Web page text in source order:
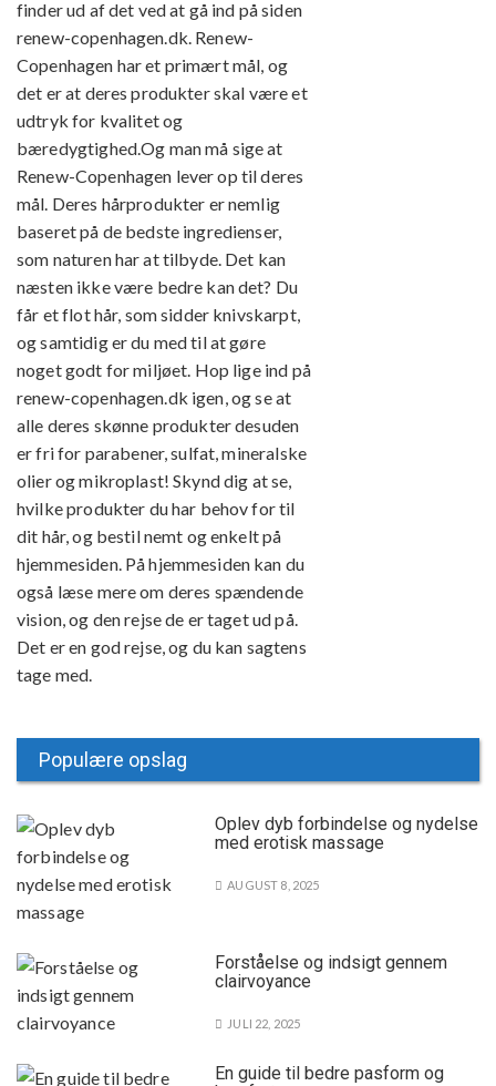
finder ud af det ved at gå ind på siden
renew-copenhagen.dk. Renew-
Copenhagen har et primært mål, og
det er at deres produkter skal være et
udtryk for kvalitet og
bæredygtighed.Og man må sige at
Renew-Copenhagen lever op til deres
mål. Deres hårprodukter er nemlig
baseret på de bedste ingredienser,
som naturen har at tilbyde. Det kan
næsten ikke være bedre kan det? Du
får et flot hår, som sidder knivskarpt,
og samtidig er du med til at gøre
noget godt for miljøet. Hop lige ind på
renew-copenhagen.dk igen, og se at
alle deres skønne produkter desuden
er fri for parabener, sulfat, mineralske
olier og mikroplast! Skynd dig at se,
hvilke produkter du har behov for til
dit hår, og bestil nemt og enkelt på
hjemmesiden. På hjemmesiden kan du
også læse mere om deres spændende
vision, og den rejse de er taget ud på.
Det er en god rejse, og du kan sagtens
tage med.
Populære opslag
Oplev dyb forbindelse og nydelse
med erotisk massage
AUGUST 8, 2025
Forståelse og indsigt gennem
clairvoyance
JULI 22, 2025
En guide til bedre pasform og